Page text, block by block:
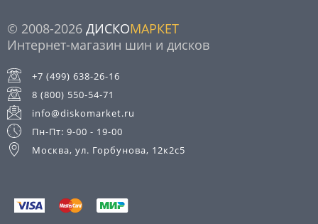
© 2008-2026 ДИСКОМАРКЕТ
Интернет-магазин шин и дисков
+7 (499) 638-26-16
8 (800) 550-54-71
info@diskomarket.ru
Пн-Пт: 9-00 - 19-00
Москва, ул. Горбунова, 12к2с5